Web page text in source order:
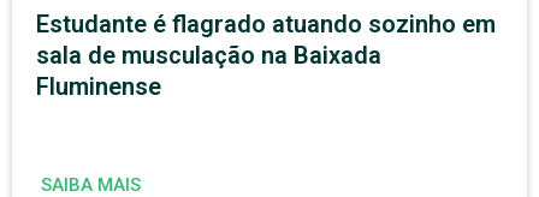
Estudante é flagrado atuando sozinho em
sala de musculação na Baixada
Fluminense
SAIBA MAIS